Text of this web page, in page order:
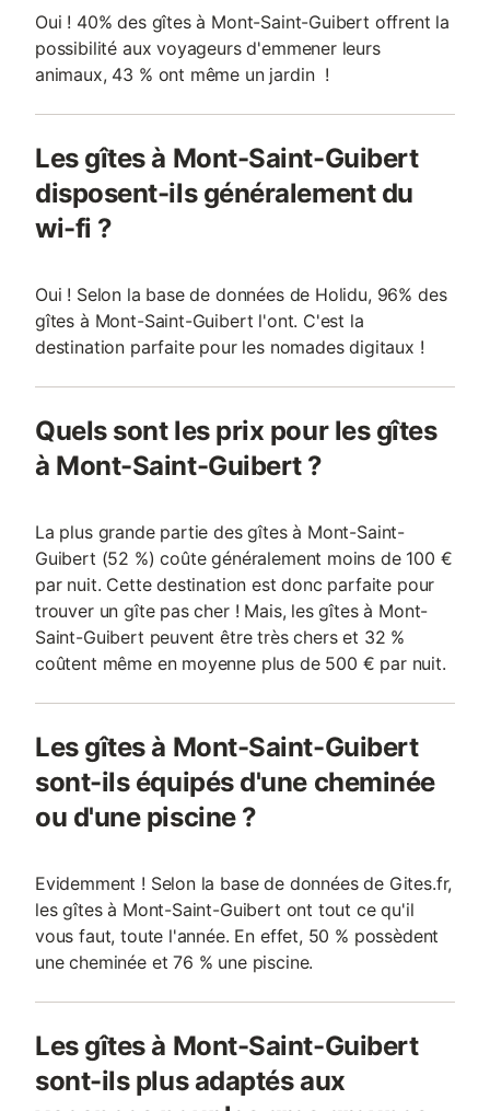
Oui ! 40% des gîtes à Mont-Saint-Guibert offrent la
possibilité aux voyageurs d'emmener leurs
animaux, 43 % ont même un jardin !
Les gîtes à Mont-Saint-Guibert
disposent-ils généralement du
wi-fi ?
Oui ! Selon la base de données de Holidu, 96% des
gîtes à Mont-Saint-Guibert l'ont. C'est la
destination parfaite pour les nomades digitaux !
Quels sont les prix pour les gîtes
à Mont-Saint-Guibert ?
La plus grande partie des gîtes à Mont-Saint-
Guibert (52 %) coûte généralement moins de 100 €
par nuit. Cette destination est donc parfaite pour
trouver un gîte pas cher ! Mais, les gîtes à Mont-
Saint-Guibert peuvent être très chers et 32 %
coûtent même en moyenne plus de 500 € par nuit.
Les gîtes à Mont-Saint-Guibert
sont-ils équipés d'une cheminée
ou d'une piscine ?
Evidemment ! Selon la base de données de Gites.fr,
les gîtes à Mont-Saint-Guibert ont tout ce qu'il
vous faut, toute l'année. En effet, 50 % possèdent
une cheminée et 76 % une piscine.
Les gîtes à Mont-Saint-Guibert
sont-ils plus adaptés aux